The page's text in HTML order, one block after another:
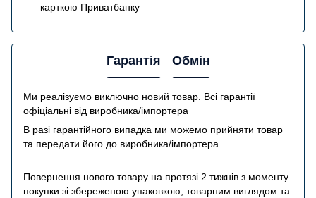
карткою Приватбанку
Гарантія Обмін
Ми реалізуємо виключно новий товар. Всі гарантії
офіціальні від виробника/імпортера
В разі гарантійного випадка ми можемо прийняти товар
та передати його до виробника/імпортера
Повернення нового товару на протязі 2 тижнів з моменту
покупки зі збереженою упаковкою, товарним виглядом та